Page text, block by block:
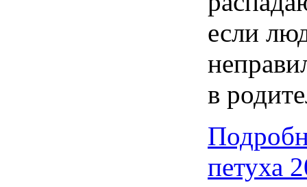
если
в
петуха